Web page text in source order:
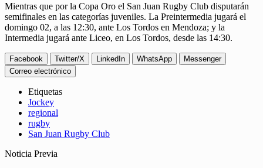
Mientras que por la Copa Oro el San Juan Rugby Club disputarán
semifinales en las categorías juveniles. La Preintermedia jugará el
domingo 02, a las 12:30, ante Los Tordos en Mendoza; y la
Intermedia jugará ante Liceo, en Los Tordos, desde las 14:30.
Facebook Twitter/X LinkedIn WhatsApp
Messenger
Correo electrónico
Etiquetas
Jockey
regional
rugby
San Juan Rugby Club
Noticia Previa